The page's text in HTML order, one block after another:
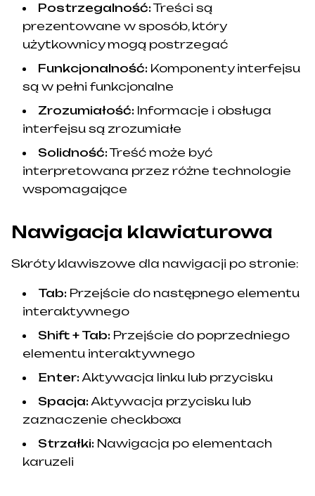
Postrzegalność:Treści są
prezentowane w sposób, który
użytkownicy mogą postrzegać
Funkcjonalność: Komponenty interfejsu
są w pełni funkcjonalne
Zrozumiałość: Informacje i obsługa
interfejsu są zrozumiałe
Solidność:Treść może być
interpretowana przez różne technologie
wspomagające
Nawigacja klawiaturowa
Skróty klawiszowe dla nawigacji po stronie:
Tab: Przejście do następnego elementu
interaktywnego
Shift + Tab: Przejście do poprzedniego
elementu interaktywnego
Enter: Aktywacja linku lub przycisku
Spacja: Aktywacja przycisku lub
zaznaczenie checkboxa
Strzałki: Nawigacja po elementach
karuzeli